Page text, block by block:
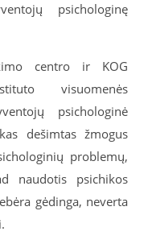
psichologinę
centro ir KOG
visuomenės
psichologinė
dešimtas žmogus
problemų,
naudotis psichikos
gėdinga, neverta